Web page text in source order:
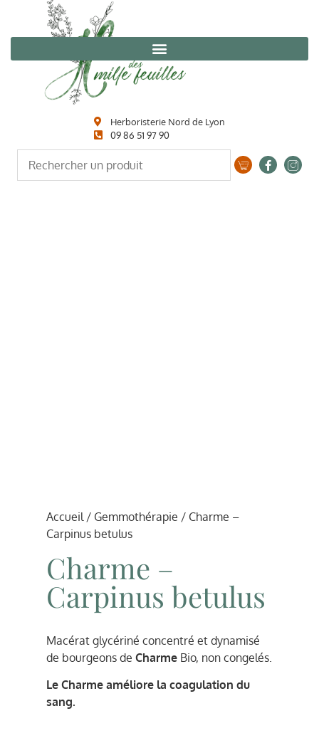
Herboristerie Nord de Lyon
09 86 51 97 90
Accueil / Gemmothérapie / Charme –
Carpinus betulus
Charme –
Carpinus betulus
Macérat glycériné concentré et dynamisé
de bourgeons de Charme Bio, non congelés.
Le Charme améliore la coagulation du
sang.